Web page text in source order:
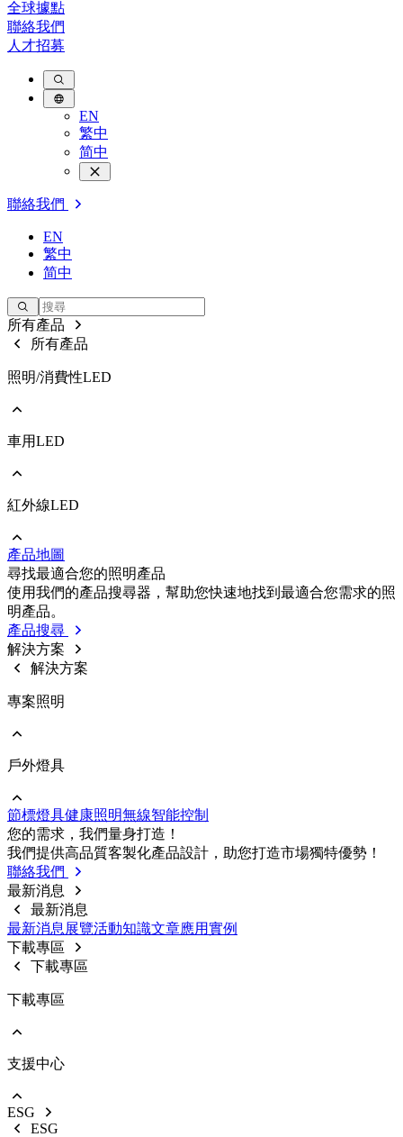
全球據點
聯絡我們
人才招募
EN
繁中
简中
聯絡我們
EN
繁中
简中
所有產品
所有產品
照明/消費性LED
前往 照明/消費性LED
COB
車用LED
前往 車用LED
Ceramic
紅外線LED
前往 紅外線LED
IR LED
Photodetectors
IR Laser
ToF
Datalink
Optical Sensors
產品地圖
尋找最適合您的照明產品
使用我們的產品搜尋器，幫助您快速地找到最適合您需求的照
明產品。
產品搜尋
解決方案
解決方案
專案照明
前往 專案照明
戶外燈具
前往 戶外燈具
路燈
投光燈
工礦燈
節標燈具健康照明無線智能控制
您的需求，我們量⾝打造！
我們提供⾼品質客製化產品設計，助您打造市場獨特優勢！
聯絡我們
最新消息
最新消息
最新消息 展覽活動知識⽂章應⽤實例
下載專區
下載專區
下載專區
EOL產品停產通知
支援中心
影音中心
ESG
ESG